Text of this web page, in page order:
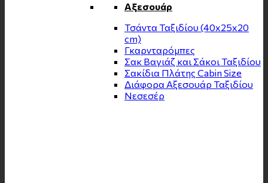
Αξεσουάρ
Τσάντα Ταξιδίου (40x25x20
cm)
Γκαρνταρόμπες
Σακ Βαγιάζ και Σάκοι Ταξιδίου
Σακίδια Πλάτης Cabin Size
Διάφορα Αξεσουάρ Ταξιδίου
Νεσεσέρ